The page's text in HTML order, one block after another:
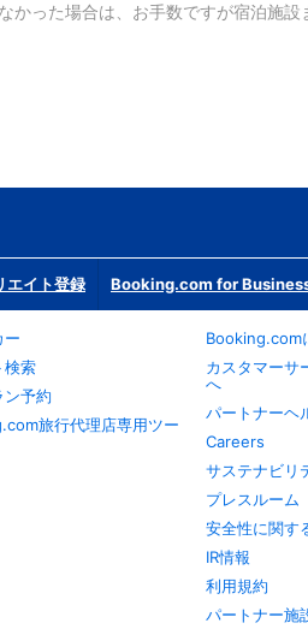
かった場合は、お手数ですが宿泊施設
エイト登録 Booking.com for
ー
検索
ン予約
旅行代理店専用ツー
Booking.com
カスタマーサ
へ
パートナーヘ
Careers
サステナビリ
プレスルーム
安全性に関す
IR情報
利用規約
パートナー施